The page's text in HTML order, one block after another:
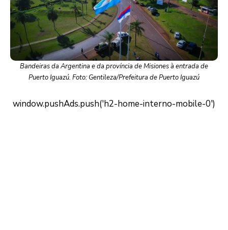
Bandeiras da Argentina e da província de Misiones à entrada de
Puerto Iguazú. Foto: Gentileza/Prefeitura de Puerto Iguazú